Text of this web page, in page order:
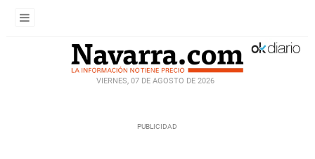
VIERNES, 07 DE AGOSTO DE 2026